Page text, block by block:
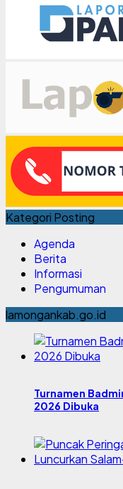
Kategori Posting
Agenda
Berita
Informasi
Pengumuman
lamongankab.go.id
Turnamen
2026 Dibuka